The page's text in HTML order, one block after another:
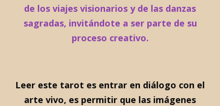
de los viajes visionarios y de las danzas
sagradas, invitándote a ser parte de su
proceso creativo.
Leer este tarot es entrar en diálogo con el
arte vivo, es permitir que las imágenes